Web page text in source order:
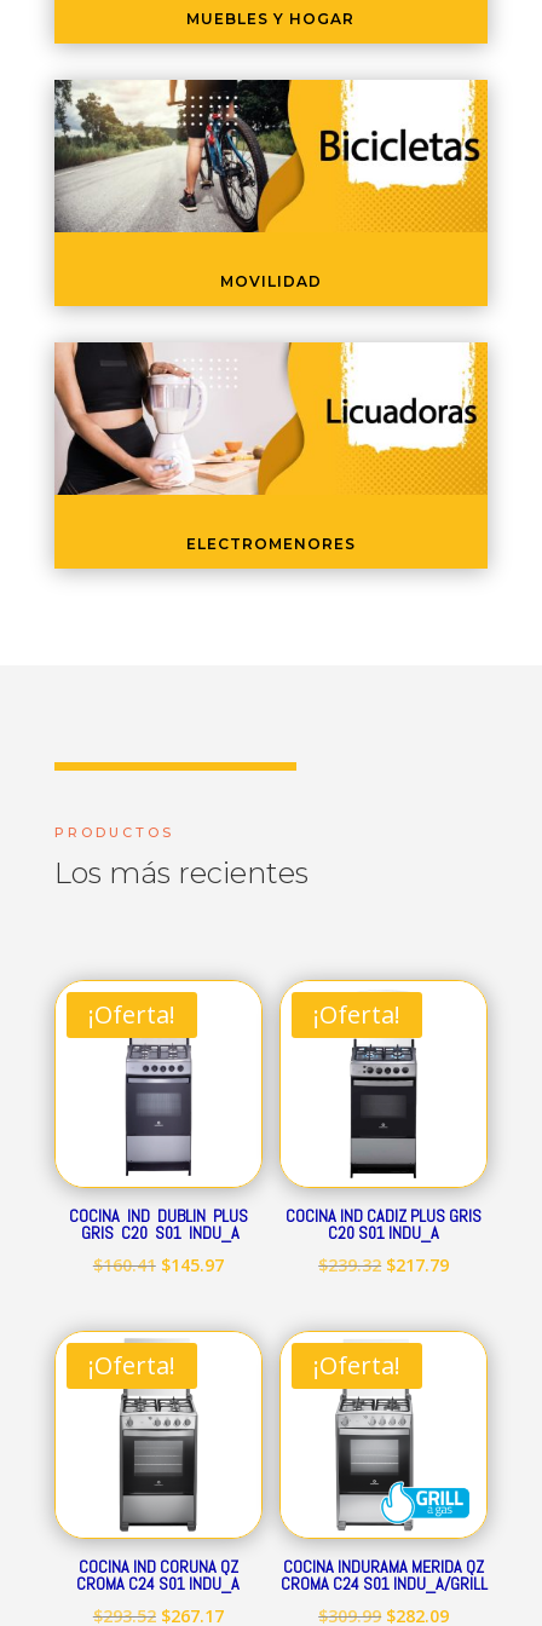
MUEBLES Y HOGAR
MOVILIDAD
ELECTROMENORES
PRODUCTOS
Los más recientes
¡Oferta!
COCINA IND DUBLIN PLUS
GRIS C20 S01 INDU_A
$160.41 El
original
era:
$160.41.
$145.97El
actual
¡Oferta!
COCINA IND CADIZ PLUS GRIS
C20 S01 INDU_A
$239.32 El
original
era:
$239.32.
$217.79El
actual
¡Oferta!
COCINA IND CORUNA QZ
CROMA C24 S01 INDU_A
$293.52 El
$267.17El
¡Oferta!
COCINA INDURAMA MERIDA QZ
CROMA C24 S01 INDU_A/GRILL
$309.99 El
$282.09El